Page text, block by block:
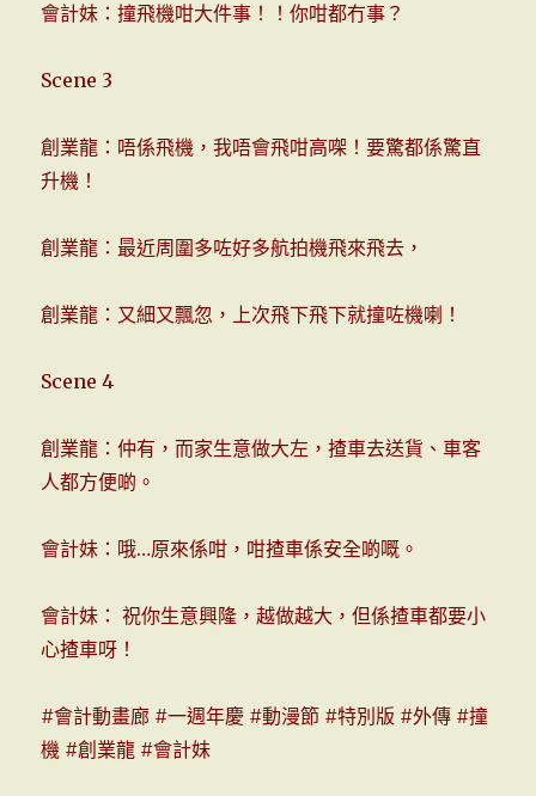
會計妹：撞飛機咁大件事！！你咁都冇事？
Scene 3
創業龍：唔係飛機，我唔會飛咁高㗎！要驚都係驚直
升機！
創業龍：最近周圍多咗好多航拍機飛來飛去，
創業龍：又細又飄忽，上次飛下飛下就撞咗機喇！
Scene 4
創業龍：仲有，而家生意做大左，揸車去送貨、車客
人都方便啲。
會計妹：哦…原來係咁，咁揸車係安全啲嘅。
會計妹： 祝你生意興隆，越做越大，但係揸車都要小
心揸車呀！
#會計動畫廊 #一週年慶 #動漫節 #特別版 #外傳 #撞
機 #創業龍 #會計妹